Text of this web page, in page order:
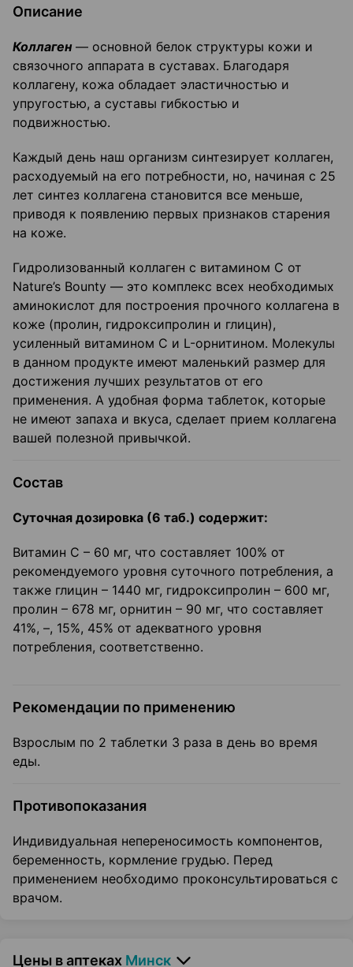
Описание
Коллаген— основной белок структуры кожи и
связочного аппарата в суставах. Благодаря
коллагену, кожа обладает эластичностью и
упругостью, а суставы гибкостью и
подвижностью.
Каждый день наш организм синтезирует коллаген,
расходуемый на его потребности, но, начиная с 25
лет синтез коллагена становится все меньше,
приводя к появлению первых признаков старения
на коже.
Гидролизованный коллаген с витамином С от
Nature’s Bounty — это комплекс всех необходимых
аминокислот для построения прочного коллагена в
коже (пролин, гидроксипролин и глицин),
усиленный витамином С и L-орнитином. Молекулы
в данном продукте имеют маленький размер для
достижения лучших результатов от его
применения. А удобная форма таблеток, которые
не имеют запаха и вкуса, сделает прием коллагена
вашей полезной привычкой.
Состав
Суточная дозировка (6 таб.) содержит:
Витамин С – 60 мг, что составляет 100% от
рекомендуемого уровня суточного потребления, а
также глицин – 1440 мг, гидроксипролин – 600 мг,
пролин – 678 мг, орнитин – 90 мг, что составляет
41%, –, 15%, 45% от адекватного уровня
потребления, соответственно.
Рекомендации по применению
Взрослым по 2 таблетки 3 раза в день во время
еды.
Противопоказания
Индивидуальная непереносимость компонентов,
беременность, кормление грудью. Перед
применением необходимо проконсультироваться с
врачом.
Цены в аптеках Минск